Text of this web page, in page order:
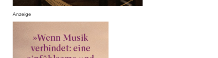
Anzeige